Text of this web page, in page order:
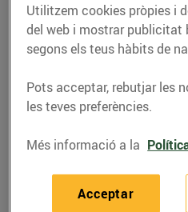
Recepta de
Utilitzem cookies pròpies i
del web i mostrar publicitat
segons els teus hàbits de
Pots acceptar, rebutjar les
les teves preferències.
Més informació a la
Acceptar